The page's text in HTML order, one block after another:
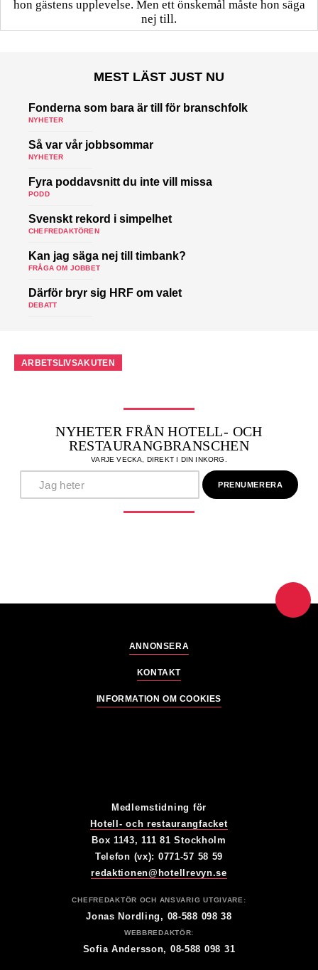
hon gästens upp­levelse. Men ett önskemål måste hon säga
nej till.
MEST LÄST JUST NU
Fonderna som bara är till för branschfolk
NYHETER
Så var vår jobbsommar
NYHETER
Fyra poddavsnitt du inte vill missa
PODD
Svenskt rekord i simpelhet
CHEFREDAKTÖREN
Kan jag säga nej till timbank?
FRÅGA OM JOBBET
Därför bryr sig HRF om valet
DEBATT
ARBETSLIVSAKUTEN
NYHETER FRÅN HOTELL- OCH
RESTAURANGBRANSCHEN
VARJE VECKA, DIREKT I DIN INKORG.
ANNONSERA
KONTAKT
INFORMATION OM COOKIES
Medlemstidning för
Hotell- och restaurangfacket
Box 1143, 111 81 Stockholm
Telefon (vx): 0771-57 58 59
redaktionen@hotellrevyn.se
CHEFREDAKTÖR OCH ANSVARIG UTGIVARE:
Jonas Nordling, 08-588 098 38
WEBBREDAKTÖR:
Sofia Andersson, 08-588 098 31